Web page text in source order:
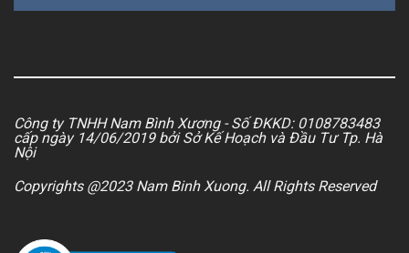
Công ty TNHH Nam Bình Xương - Số ĐKKD: 0108783483
cấp ngày 14/06/2019 bởi Sở Kế Hoạch và Đầu Tư Tp. Hà
Nội
Copyrights @2023 Nam Binh Xuong. All Rights Reserved